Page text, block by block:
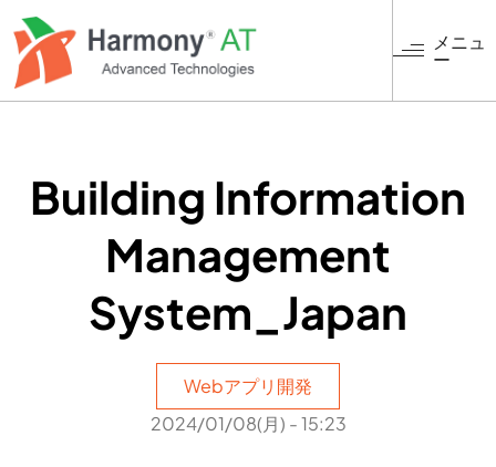
イ
コ
メニュ
ー
Building Information
Management
System_Japan
Webアプリ開発
2024/01/08(月) - 15:23